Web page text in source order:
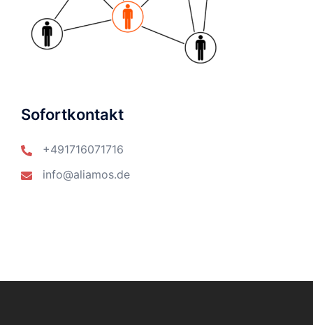
Sofortkontakt
+491716071716
info@aliamos.de